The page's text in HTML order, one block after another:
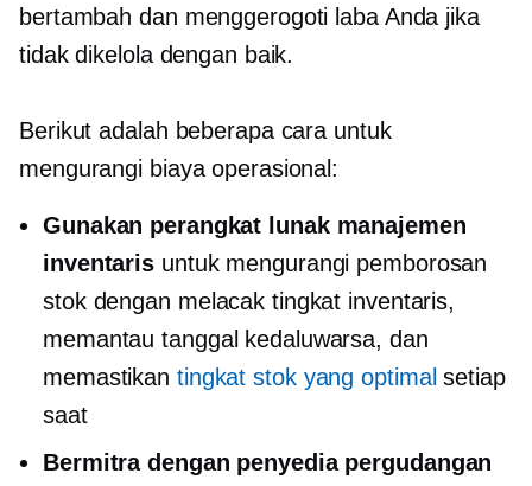
bertambah dan menggerogoti laba Anda jika
tidak dikelola dengan baik.
Berikut adalah beberapa cara untuk
mengurangi biaya operasional:
Gunakan perangkat lunak manajemen
inventaris untuk mengurangi pemborosan
stok dengan melacak tingkat inventaris,
memantau tanggal kedaluwarsa, dan
memastikan tingkat stok yang optimal setiap
saat
Bermitra dengan penyedia pergudangan